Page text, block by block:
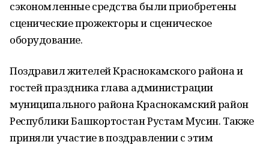
сэкономленные средства были приобретены
сценические прожекторы и сценическое
оборудование.
Поздравил жителей Краснокамского района и
гостей праздника глава администрации
муниципального района Краснокамский район
Республики Башкортостан Рустам Мусин. Также
приняли участие в поздравлении с этим